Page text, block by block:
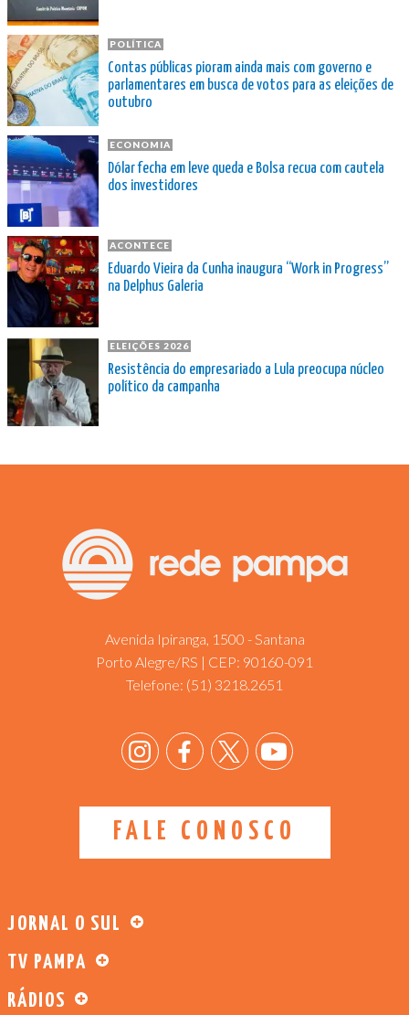
POLÍTICA
Contas públicas pioram ainda mais com governo e
parlamentares em busca de votos para as eleições de
outubro
ECONOMIA
Dólar fecha em leve queda e Bolsa recua com cautela
dos investidores
ACONTECE
Eduardo Vieira da Cunha inaugura “Work in Progress”
na Delphus Galeria
ELEIÇÕES 2026
Resistência do empresariado a Lula preocupa núcleo
político da campanha
Avenida Ipiranga, 1500 - Santana
Porto Alegre/RS | CEP: 90160-091
Telefone: (51) 3218.2651
FALE CONOSCO
JORNAL O SUL
TV PAMPA
RÁDIOS